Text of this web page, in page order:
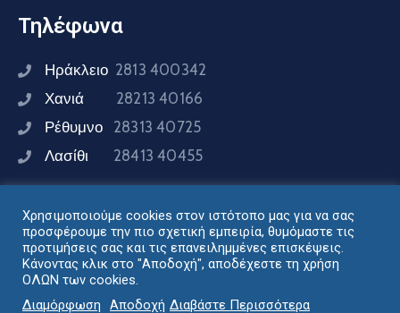
Τηλέφωνα
Ηράκλειο 2813 400342
Χανιά 28213 40166
Ρέθυμνο 28313 40725
Λασίθι 28413 40455
Συνδεθείτε μαζί μας
Διακυβέρνησης Περιφέρειας Κρήτης © 2024
Χρησιμοποιούμε cookies στον ιστότοπο μας για να σας
προσφέρουμε την πιο σχετική εμπειρία, θυμόμαστε τις
προτιμήσεις σας και τις επανειλημμένες επισκέψεις.
Κάνοντας κλικ στο "Αποδοχή", αποδέχεστε τη χρήση
ΟΛΩΝ των cookies.
Διαμόρφωση
Αποδοχή Διαβάστε Περισσότερα